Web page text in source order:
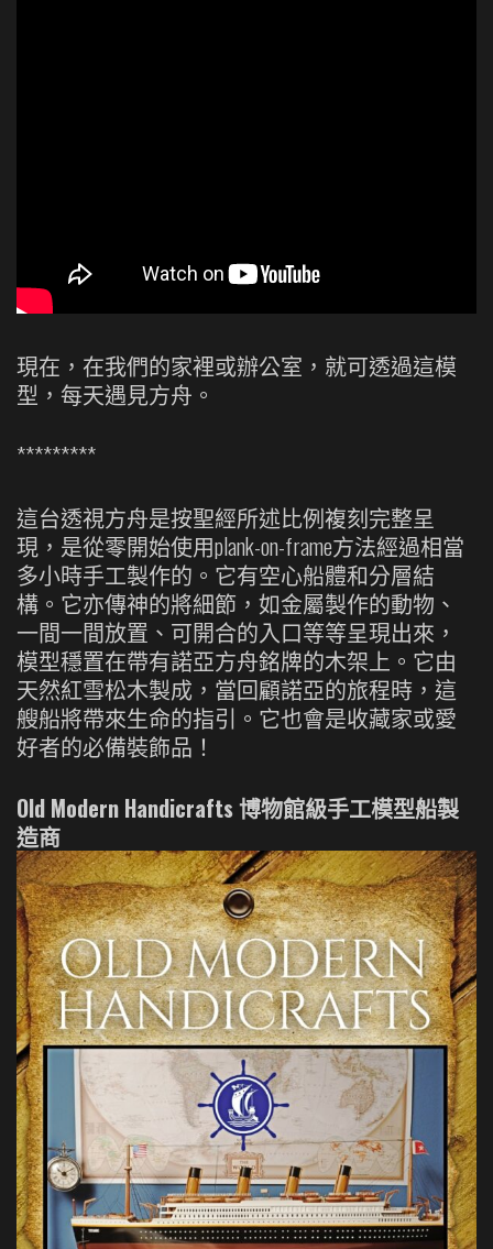
現在，在我們的家裡或辦公室，就可透過這模
型，每天遇見方舟。
*********
這台透視方舟是按聖經所述比例複刻完整呈
現，是從零開始使用plank-on-frame方法經過相當
多小時手工製作的。它有空心船體和分層結
構。它亦傳神的將細節，如金屬製作的動物、
一間一間放置、可開合的入口等等呈現出來，
模型穩置在帶有諾亞方舟銘牌的木架上。它由
天然紅雪松木製成，當回顧諾亞的旅程時，這
艘船將帶來生命的指引。它也會是收藏家或愛
好者的必備裝飾品！
Old Modern Handicrafts 博物館級手工模型船製
造商